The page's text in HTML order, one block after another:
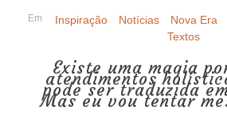
Em Inspiração Notícias Nova Era
Textos
Existe uma magia
atendimentos
pode ser traduzida
Mas eu vou tentar